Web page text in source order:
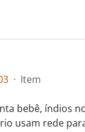
· Item
bebê, índios
usam rede